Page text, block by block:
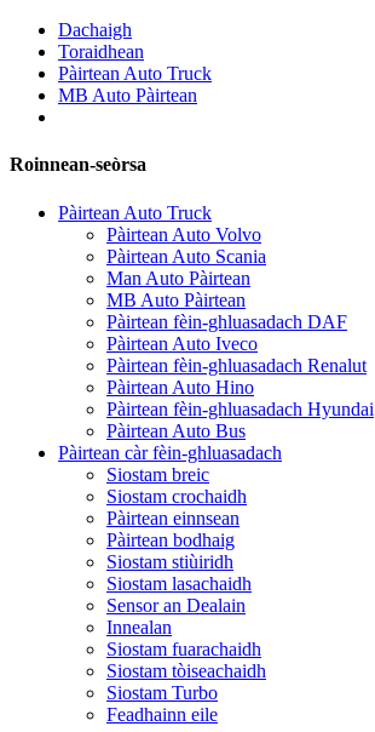
Dachaigh
Toraidhean
Pàirtean Auto Truck
MB Auto Pàirtean
Roinnean-seòrsa
Pàirtean Auto Truck
Pàirtean Auto Volvo
Pàirtean Auto Scania
Man Auto Pàirtean
MB Auto Pàirtean
Pàirtean fèin-ghluasadach DAF
Pàirtean Auto Iveco
Pàirtean fèin-ghluasadach Renalut
Pàirtean Auto Hino
Pàirtean fèin-ghluasadach Hyundai
Pàirtean Auto Bus
Pàirtean càr fèin-ghluasadach
Siostam breic
Siostam crochaidh
Pàirtean einnsean
Pàirtean bodhaig
Siostam stiùiridh
Siostam lasachaidh
Sensor an Dealain
Innealan
Siostam fuarachaidh
Siostam tòiseachaidh
Siostam Turbo
Feadhainn eile